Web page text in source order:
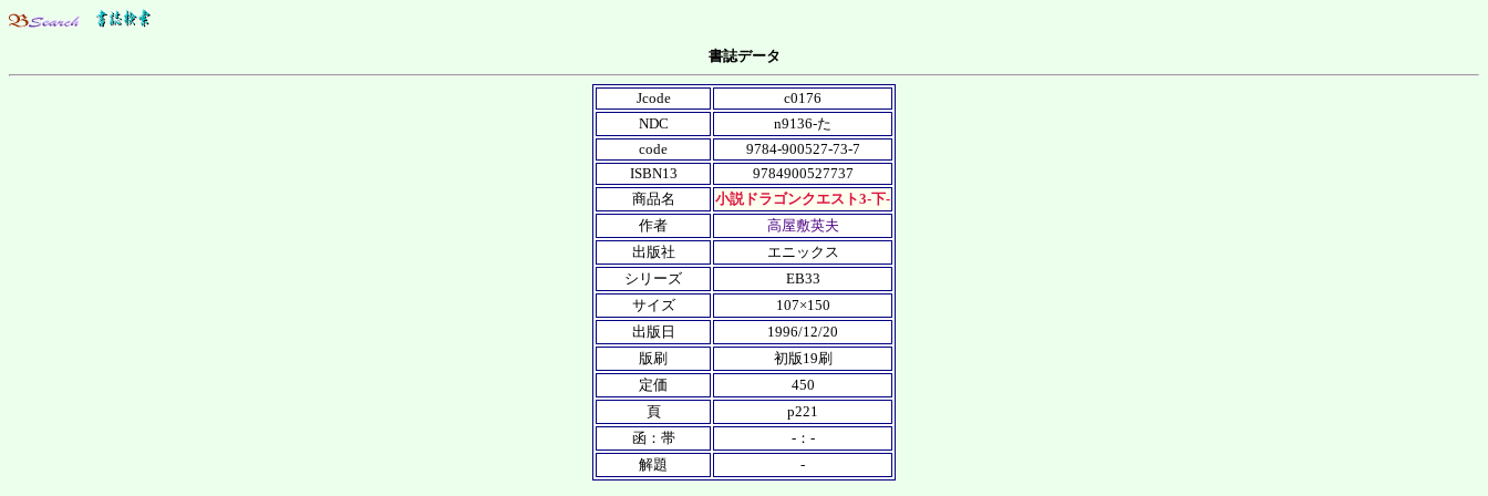
書誌データ
Jcode
c0176
NDC
n9136-た
code
9784-900527-73-7
ISBN13
9784900527737
商品名
小説ドラゴンクエスト3-下-
作者
高屋敷英夫
出版社
エニックス
シリーズ
EB33
サイズ
107×150
出版日
1996/12/20
版刷
初版19刷
定価
450
頁
p221
函：帯
-：-
解題
-